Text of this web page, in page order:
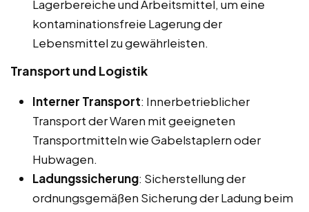
Lagerbereiche und Arbeitsmittel, um eine
kontaminationsfreie Lagerung der
Lebensmittel zu gewährleisten.
Transport und Logistik
Interner Transport: Innerbetrieblicher
Transport der Waren mit geeigneten
Transportmitteln wie Gabelstaplern oder
Hubwagen.
Ladungssicherung: Sicherstellung der
ordnungsgemäßen Sicherung der Ladung beim